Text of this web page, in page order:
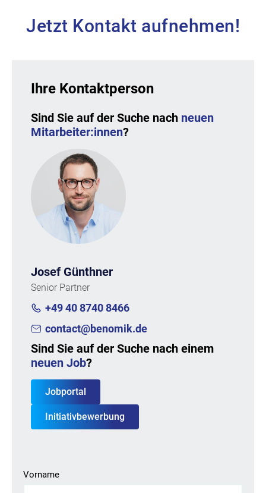
Jetzt Kontakt aufnehmen!
Vorname
Ihre Kontaktperson
Sind Sie auf der Suche nach neuen
Mitarbeiter:innen?
Josef Günthner
Senior Partner
+49 40 8740 8466
contact@benomik.de
Sind Sie auf der Suche nach einem
neuen Job?
Jobportal
Initiativbewerbung